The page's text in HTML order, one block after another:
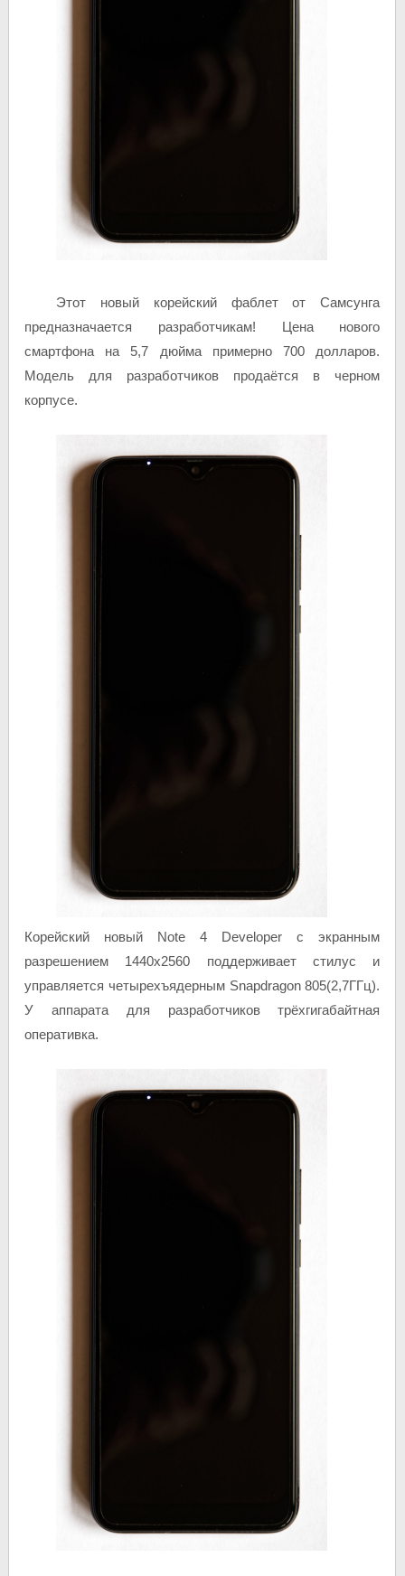
Этот новый корейский фаблет от Самсунга
предназначается разработчикам! Цена нового
смартфона на 5,7 дюйма примерно 700 долларов.
Модель для разработчиков продаётся в черном
корпусе.
Корейский новый Note 4 Developer с экранным
разрешением 1440х2560 поддерживает стилус и
управляется четырехъядерным Snapdragon 805(2,7ГГц).
У аппарата для разработчиков трёхгигабайтная
оперативка.